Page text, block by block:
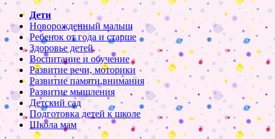
Дети
Новорожденный малыш
Ребенок от года и старше
Здоровье детей
Воспитание и обучение
Развитие речи, моторики
Развитие памяти,внимания
Развитие мышления
Детский сад
Подготовка детей к школе
Школа мам